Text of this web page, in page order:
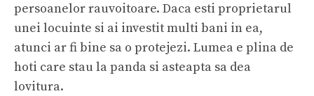
persoanelor rauvoitoare. Daca esti proprietarul
unei locuinte si ai investit multi bani in ea,
atunci ar fi bine sa o protejezi. Lumea e plina de
hoti care stau la panda si asteapta sa dea
lovitura.